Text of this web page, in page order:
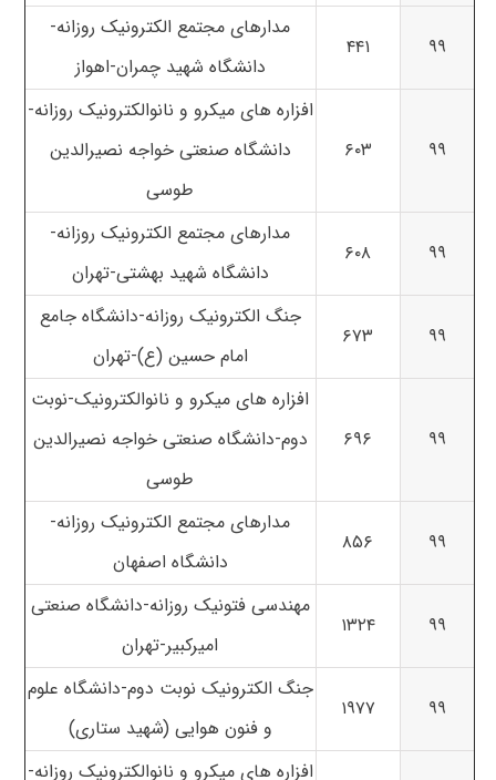
۹۹ ۴۴۱
مدارهای مجتمع الکترونیک روزانه-
دانشگاه شهید چمران-اهواز
۹۹ ۶۰۳
افزاره های میکرو و نانوالکترونیک روزانه-
دانشگاه صنعتی خواجه نصیرالدین
طوسی
۹۹ ۶۰۸
مدارهای مجتمع الکترونیک روزانه-
دانشگاه شهید بهشتی-تهران
۹۹ ۶۷۳
جنگ الکترونیک روزانه-دانشگاه جامع
امام حسین (ع)-تهران
۹۹ ۶۹۶
افزاره های میکرو و نانوالکترونیک-نوبت
دوم-دانشگاه صنعتی خواجه نصیرالدین
طوسی
۹۹ ۸۵۶
مدارهای مجتمع الکترونیک روزانه-
دانشگاه اصفهان
۹۹ ۱۳۲۴
مهندسی فتونیک روزانه-دانشگاه صنعتی
امیرکبیر-تهران
۹۹ ۱۹۷۷
جنگ الکترونیک نوبت دوم-دانشگاه علوم
و فنون هوایی (شهید ستاری)
افزاره های میکرو و نانوالکترونیک روزانه-